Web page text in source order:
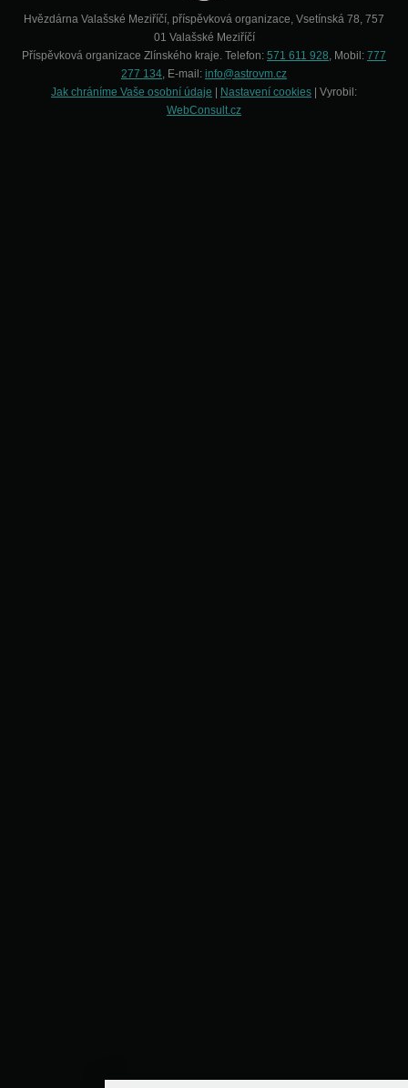
Hvězdárna Valašské Meziříčí, příspěvková organizace, Vsetínská 78, 757
01 Valašské Meziříčí
Příspěvková organizace Zlínského kraje. Telefon: 571 611 928, Mobil: 777
277 134, E-mail: info@astrovm.cz
Jak chráníme Vaše osobní údaje
Nastavení cookies | Vyrobil:
WebConsult.cz